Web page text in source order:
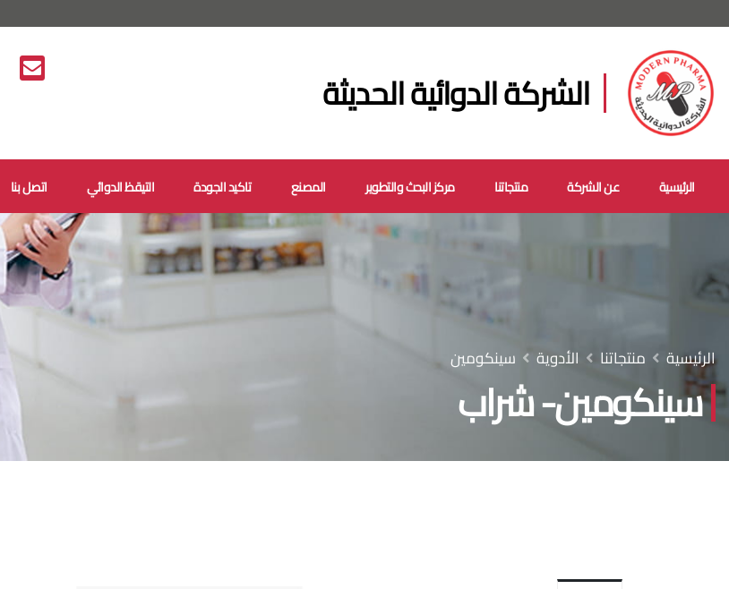
الشركة الدوائية الحديثة
الرئيسية عن الشركة منتجاتنا مركز البحث والتطوير المصنع تاكيد الجودة التيقظ الدوائي اتصل بنا
سينكومين- شراب
الرئيسية منتجاتنا الأدوية سينكومين